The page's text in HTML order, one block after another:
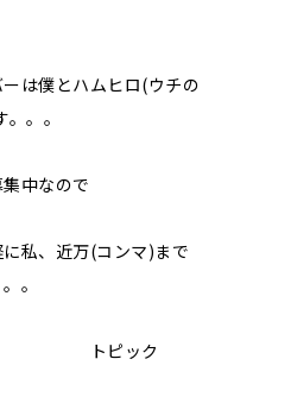
は僕とハムヒロ(ウチの
。。
中なので
私、近万(コンマ)まで
。
ック